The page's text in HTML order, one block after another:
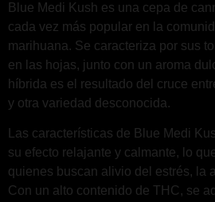
Blue Medi Kush es una cepa de
cada vez más popular en la
marihuana. Se caracteriza por sus
en las hojas, junto con un aroma
híbrida es el resultado del cruce
y otra variedad desconocida.
Las características de Blue Medi
su efecto relajante y calmante, lo
quienes buscan alivio del estrés, la
Con un alto contenido de THC, se